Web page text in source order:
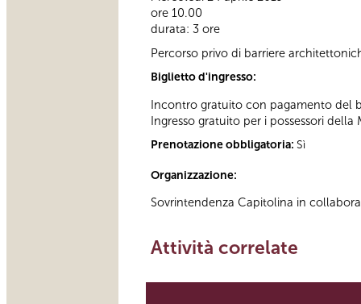
ore 10.00
durata: 3 ore
Percorso privo di barriere
Biglietto d'ingresso:
Incontro gratuito con pagamento del
Ingresso gratuito per i possessori della
Prenotazione obbligatoria: Sì
Organizzazione:
Sovrintendenza Capitolina in
Attività correlate